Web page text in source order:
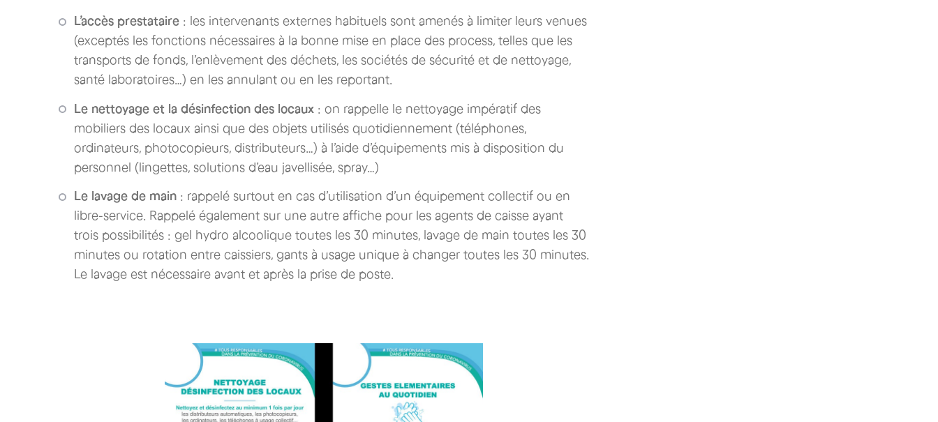
L’accès prestataire : les intervenants externes habituels sont amenés à limiter leurs venues
(exceptés les fonctions nécessaires à la bonne mise en place des process, telles que les
transports de fonds, l’enlèvement des déchets, les sociétés de sécurité et de nettoyage,
santé laboratoires…) en les annulant ou en les reportant.
Le nettoyage et la désinfection des locaux : on rappelle le nettoyage impératif des
mobiliers des locaux ainsi que des objets utilisés quotidiennement (téléphones,
ordinateurs, photocopieurs, distributeurs…) à l’aide d’équipements mis à disposition du
personnel (lingettes, solutions d’eau javellisée, spray…)
Le lavage de main : rappelé surtout en cas d’utilisation d’un équipement collectif ou en
libre-service. Rappelé également sur une autre affiche pour les agents de caisse ayant
trois possibilités : gel hydro alcoolique toutes les 30 minutes, lavage de main toutes les 30
minutes ou rotation entre caissiers, gants à usage unique à changer toutes les 30 minutes.
Le lavage est nécessaire avant et après la prise de poste.